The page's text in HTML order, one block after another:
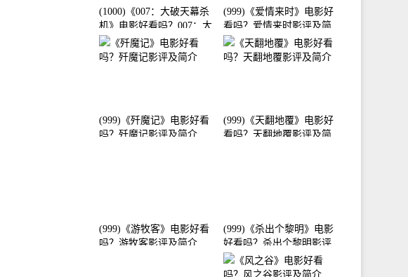
(1000)《007：大破天幕杀
机》电影好看吗？007：大
破天幕杀机影评及简介
(999)《爱情来时》电影好
看吗？爱情来时影评及简
介
(999)《歼魔记》电影好看
吗？歼魔记影评及简介
(999)《天翻地覆》电影好
看吗？天翻地覆影评及简
(999)《游牧客》电影好看
吗？游牧客影评及简介
(999)《杀出个黎明》电影
好看吗？杀出个黎明影评
及简介